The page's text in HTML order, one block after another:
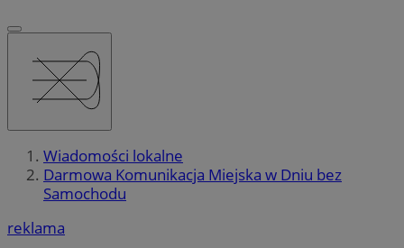
Wiadomości lokalne
Darmowa Komunikacja Miejska w Dniu bez
Samochodu
reklama